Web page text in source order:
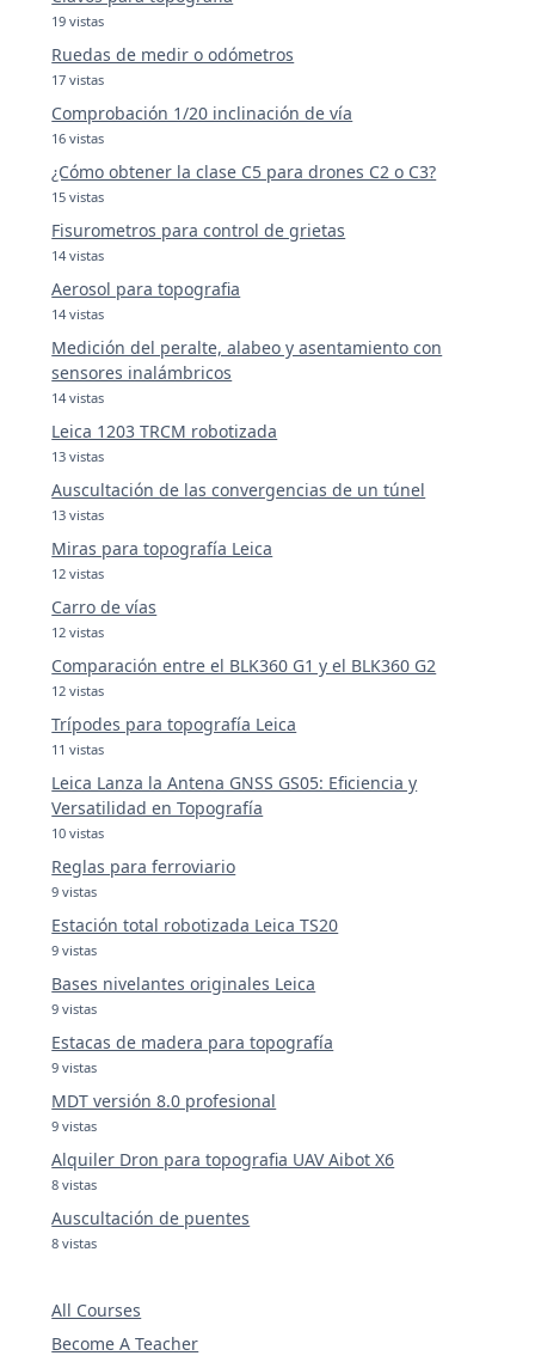
19 vistas
Ruedas de medir o odómetros
17 vistas
Comprobación 1/20 inclinación de vía
16 vistas
¿Cómo obtener la clase C5 para drones C2 o C3?
15 vistas
Fisurometros para control de grietas
14 vistas
Aerosol para topografia
14 vistas
Medición del peralte, alabeo y asentamiento con
sensores inalámbricos
14 vistas
Leica 1203 TRCM robotizada
13 vistas
Auscultación de las convergencias de un túnel
13 vistas
Miras para topografía Leica
12 vistas
Carro de vías
12 vistas
Comparación entre el BLK360 G1 y el BLK360 G2
12 vistas
Trípodes para topografía Leica
11 vistas
Leica Lanza la Antena GNSS GS05: Eficiencia y
Versatilidad en Topografía
10 vistas
Reglas para ferroviario
9 vistas
Estación total robotizada Leica TS20
9 vistas
Bases nivelantes originales Leica
9 vistas
Estacas de madera para topografía
9 vistas
MDT versión 8.0 profesional
9 vistas
Alquiler Dron para topografia UAV Aibot X6
8 vistas
Auscultación de puentes
8 vistas
All Courses
Become A Teacher